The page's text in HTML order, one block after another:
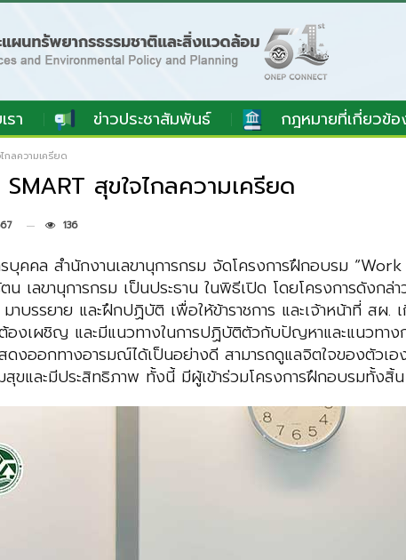
รา ข่าวประชาสัมพันธ์ กฎหมายที่เกี่ยวข้อ
กลความเครียด
สุขใจไกลความเครียด
136
บุคคล สำนักงานเลขานุการกรม จัดโครงการฝึกอบรม
เลขานุการกรม เป็นประธาน ในพิธีเปิด โดยโครงการดัง
รรยาย และฝึกปฏิบัติ เพื่อให้ข้าราชการ และเจ้าหน้าที่ สผ. เ
งเผชิญ และมีแนวทางในการปฏิบัติตัวกับปัญหาและแนวทาง
ดงออกทางอารมณ์ได้เป็นอย่างดี สามารถดูแลจิตใจของตัวเ
สุขและมีประสิทธิภาพ ทั้งนี้ มีผู้เข้าร่วมโครงการฝึกอบรมทั้ง